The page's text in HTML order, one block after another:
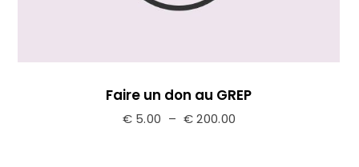
Faire un don au GREP
€5.00 – €200.00